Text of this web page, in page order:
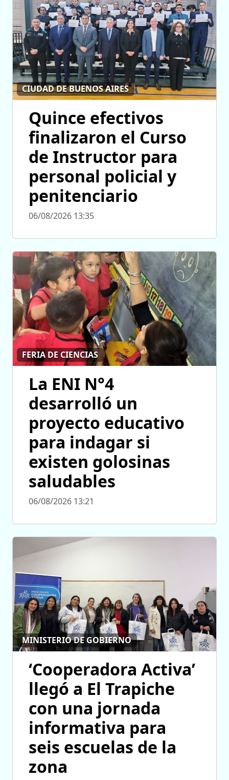
CIUDAD DE BUENOS AIRES
Quince efectivos
finalizaron el Curso
de Instructor para
personal policial y
penitenciario
06/08/2026 13:35
FERIA DE CIENCIAS
La ENI N°4
desarrolló un
proyecto educativo
para indagar si
existen golosinas
saludables
06/08/2026 13:21
MINISTERIO DE GOBIERNO
‘Cooperadora Activa’
llegó a El Trapiche
con una jornada
informativa para
seis escuelas de la
zona